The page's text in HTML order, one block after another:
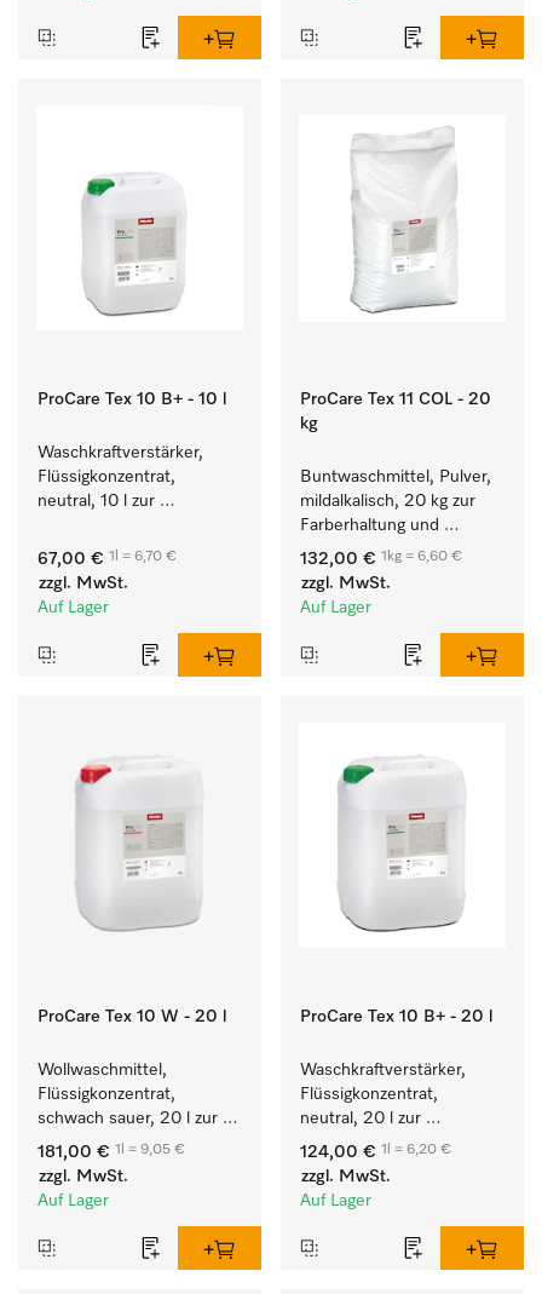
ProCare Tex 10 B+ - 10 l
Waschkraftverstärker,
Flüssigkonzentrat,
neutral, 10 l zur
von Fettverschmutzungen.
67,00 € 1l = 6,70 €
zzgl. MwSt.
Auf Lager
ProCare Tex 11 COL - 20
kg
Buntwaschmittel, Pulver,
mildalkalisch, 20 kg zur
Farberhaltung und
Reinigung von
Buntwäsche.
132,00 € 1kg = 6,60 €
zzgl. MwSt.
Auf Lager
ProCare Tex 10 W - 20 l
Wollwaschmittel,
Flüssigkonzentrat,
schwach sauer, 20 l zur
maschinellen Reinigung
von Wolle.
181,00 € 1l = 9,05 €
zzgl. MwSt.
Auf Lager
ProCare Tex 10 B+ - 20 l
Waschkraftverstärker,
Flüssigkonzentrat,
neutral, 20 l zur
wirksamen Entfernung
von Fettverschmutzungen.
124,00 € 1l = 6,20 €
zzgl. MwSt.
Auf Lager